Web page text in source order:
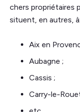
chers propriétaires
situent, en autres, à:
Aix en
Aubagne ;
Cassis ;
Carry-le-